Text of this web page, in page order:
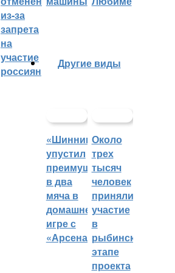
из-за
запрета
на
участие
россиян
Другие виды
«Шинник»
упустил
преимущество
в два
мяча в
домашней
игре с
«Арсеналом»
Около
трех
тысяч
человек
приняли
участие
в
рыбинском
этапе
проекта